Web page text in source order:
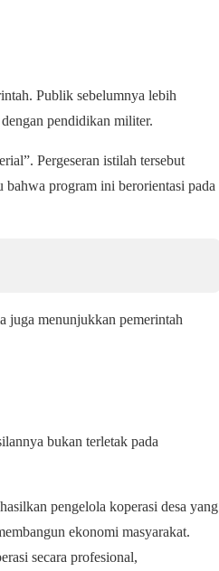
Publik sebelumnya lebih
pendidikan militer.
Pergeseran istilah tersebut
bahwa program ini berorientasi pada
juga menunjukkan pemerintah
bukan terletak pada
pengelola koperasi desa yang
ekonomi masyarakat.
secara profesional,